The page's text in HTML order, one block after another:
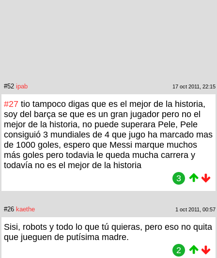
#52 ipab 17 oct 2011, 22:15
#27 tio tampoco digas que es el mejor de la historia,
soy del barça se que es un gran jugador pero no el
mejor de la historia, no puede superara Pele, Pele
consiguió 3 mundiales de 4 que jugo ha marcado mas
de 1000 goles, espero que Messi marque muchos
más goles pero todavia le queda mucha carrera y
todavía no es el mejor de la historia
3
#26 kaethe 1 oct 2011, 00:57
Sisi, robots y todo lo que tú quieras, pero eso no quita
que jueguen de putísima madre.
2